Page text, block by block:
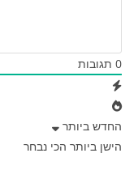
0 תגובות
החדש ביותר
הישן ביותר הכי נבחר